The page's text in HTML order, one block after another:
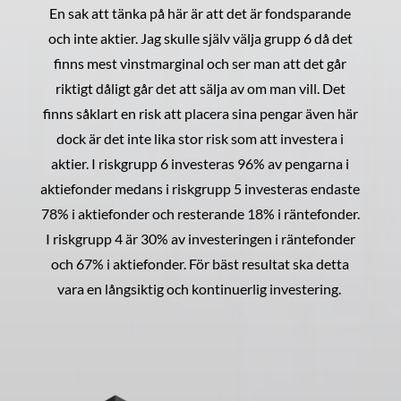
En sak att tänka på här är att det är fondsparande
och inte aktier. Jag skulle själv välja grupp 6 då det
finns mest vinstmarginal och ser man att det går
riktigt dåligt går det att sälja av om man vill. Det
finns såklart en risk att placera sina pengar även här
dock är det inte lika stor risk som att investera i
aktier. I riskgrupp 6 investeras 96% av pengarna i
aktiefonder medans i riskgrupp 5 investeras endaste
78% i aktiefonder och resterande 18% i räntefonder.
I riskgrupp 4 är 30% av investeringen i räntefonder
och 67% i aktiefonder. För bäst resultat ska detta
vara en långsiktig och kontinuerlig investering.